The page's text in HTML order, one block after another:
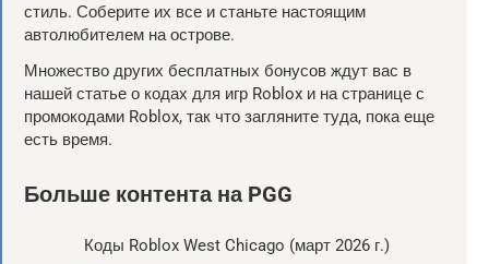
стиль. Соберите их все и станьте настоящим
автолюбителем на острове.
Множество других бесплатных бонусов ждут вас в
нашей статье о кодах для игр Roblox и на странице с
промокодами Roblox, так что загляните туда, пока еще
есть время.
Больше контента на PGG
Коды Roblox West Chicago (март 2026 г.)